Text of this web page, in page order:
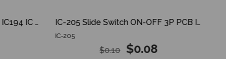
IC-194 Switch Kalıcılı LK-102 IC194 IC 194 IC-205 Slide Switch ON-OFF 3P PCB IC205 IC 205
IC-205
$0.08
$0.10